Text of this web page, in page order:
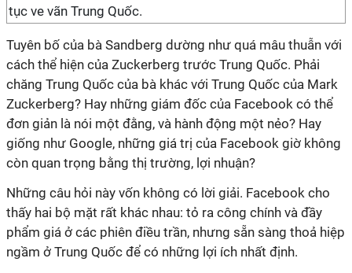
tục ve vãn Trung Quốc.
Tuyên bố của bà Sandberg dường như quá mâu thuẫn với
cách thể hiện của Zuckerberg trước Trung Quốc. Phải
chăng Trung Quốc của bà khác với Trung Quốc của Mark
Zuckerberg? Hay những giám đốc của Facebook có thể
đơn giản là nói một đằng, và hành động một nẻo? Hay
giống như Google, những giá trị của Facebook giờ không
còn quan trọng bằng thị trường, lợi nhuận?
Những câu hỏi này vốn không có lời giải. Facebook cho
thấy hai bộ mặt rất khác nhau: tỏ ra công chính và đầy
phẩm giá ở các phiên điều trần, nhưng sẵn sàng thoả hiệp
ngầm ở Trung Quốc để có những lợi ích nhất định.